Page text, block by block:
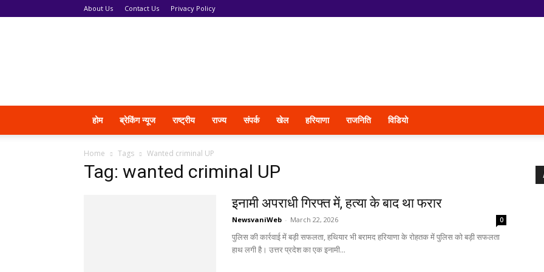
About Us Contact Us Privacy Policy
होम ब्रेकिंग न्यूज राष्ट्रीय राज्य संपर्क खेल हरियाणा राजनिति विडियो
Home Tags Wanted criminal UP
Tag: wanted criminal UP
इनामी अपराधी गिरफ्त में, हत्या के बाद था फरार
NewsvaniWeb - March 22, 2026 0
पुलिस की कार्रवाई में बड़ी सफलता, हथियार भी बरामद हरियाणा के रोहतक में पुलिस को बड़ी सफलता
हाथ लगी है। उत्तर प्रदेश का एक इनामी...